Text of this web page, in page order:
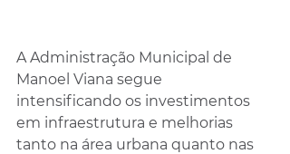
A Administração Municipal de
Manoel Viana segue
intensificando os investimentos
em infraestrutura e melhorias
tanto na área urbana quanto nas